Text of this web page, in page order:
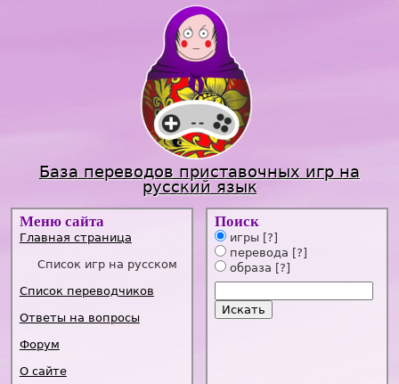
Jump to navigation
База переводов приставочных игр на
русский язык
Меню сайта
Главная страница
Список игр на русском
Список переводчиков
Ответы на вопросы
Форум
О сайте
Поиск
игры [?]
перевода [?]
образа [?]